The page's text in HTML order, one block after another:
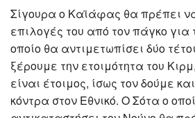
Σίγουρα ο Καϊάφας θα πρέπει
επιλογές του από τον πάγκο για
οποίο θα αντιμετωπίσει δύο
ξέρουμε την ετοιμότητα του
είναι έτοιμος, ίσως τον δούμε
κόντρα στον Εθνικό. Ο Σότα ο